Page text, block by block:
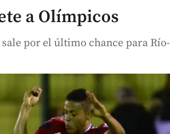
a Olímpicos
por el último chance para Río-